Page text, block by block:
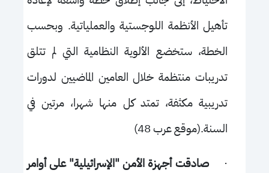
تأهيل الأنظمة اللوجستية والعملياتية. وبحسب
الخطة، ستخضع الألوية النظامية التي لم تتلق
تدريبات منتظمة خلال العامين الماضيين لدورات
تدريبية مكثفة، تمتد كل منها شهرا، مرتين في
السنة.(موقع عرب 48)
·صادقت أجهزة الأمن "الإسرائيلية" على أوامر